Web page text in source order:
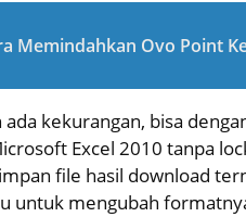
Memindahkan Ovo Point
ada kekurangan, bisa
Excel 2010 tanpa
file hasil download
untuk mengubah